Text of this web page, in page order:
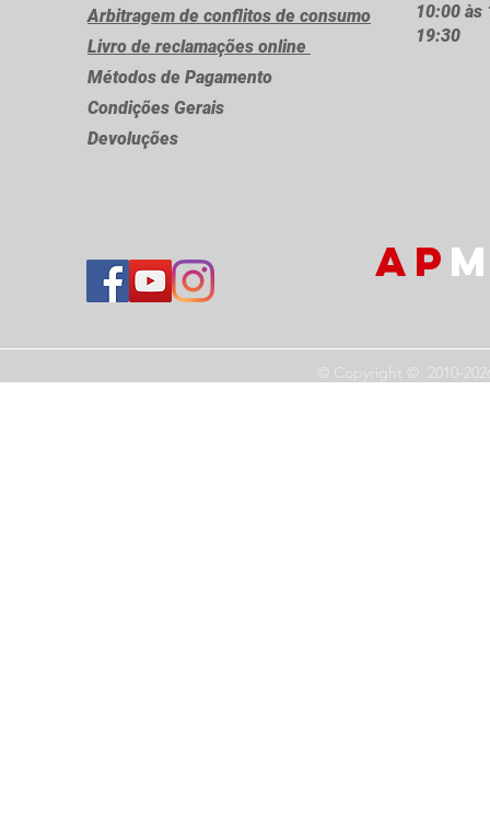
Arbitragem de conflitos de consumo
Livro de reclamações online
Métodos de Pagamento
Condições Gerais
Devoluções
10:00 às
19:30
AP
© Copyright © 2010-